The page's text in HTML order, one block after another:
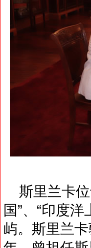
斯里兰卡位
国”、“印度
屿。斯里兰